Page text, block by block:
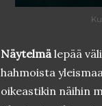
Näytelmälepää
hahmoista
oikeastikin näihin